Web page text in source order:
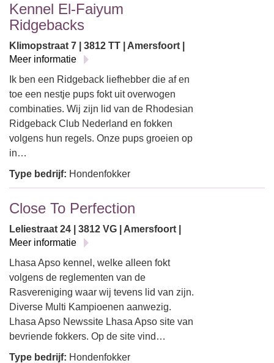
Kennel El-Faiyum
Ridgebacks
Klimopstraat 7 | 3812 TT | Amersfoort |
Meer informatie
Ik ben een Ridgeback liefhebber die af en
toe een nestje pups fokt uit overwogen
combinaties. Wij zijn lid van de Rhodesian
Ridgeback Club Nederland en fokken
volgens hun regels. Onze pups groeien op
in…
Type bedrijf: Hondenfokker
Close To Perfection
Leliestraat 24 | 3812 VG | Amersfoort |
Meer informatie
Lhasa Apso kennel, welke alleen fokt
volgens de reglementen van de
Rasvereniging waar wij tevens lid van zijn.
Diverse Multi Kampioenen aanwezig.
Lhasa Apso Newssite Lhasa Apso site van
bevriende fokkers. Op de site vind…
Type bedrijf: Hondenfokker